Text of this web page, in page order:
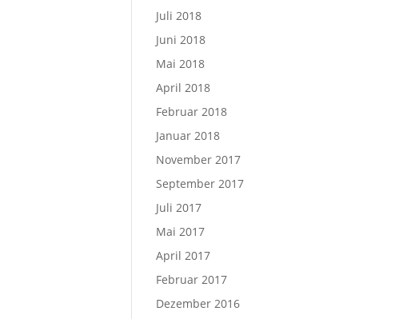
Juli 2018
Juni 2018
Mai 2018
April 2018
Februar 2018
Januar 2018
November 2017
September 2017
Juli 2017
Mai 2017
April 2017
Februar 2017
Dezember 2016